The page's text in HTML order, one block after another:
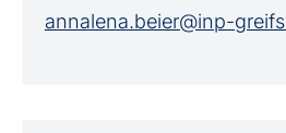
annalena.beier@inp-